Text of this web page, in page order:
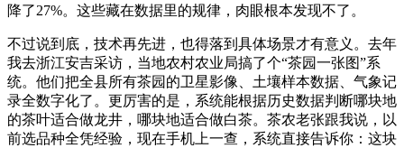
降了27%。这些藏在数据里的规律，肉眼根本发现不了。
不过说到底，技术再先进，也得落到具体场景才有意义。去年
我去浙江安吉采访，当地农村农业局搞了个“茶园一张图”系
统。他们把全县所有茶园的卫星影像、土壤样本数据、气象记
录全数字化了。更厉害的是，系统能根据历史数据判断哪块地
的茶叶适合做龙井，哪块地适合做白茶。茶农老张跟我说，以
前选品种全凭经验，现在手机上一查，系统直接告诉你：这块